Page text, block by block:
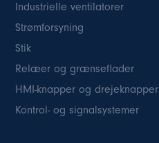
Industrielle ventilatorer
Strømforsyning
Stik
Relæer og grænseflader
HMI-knapper og drejeknapper
Kontrol- og signalsystemer